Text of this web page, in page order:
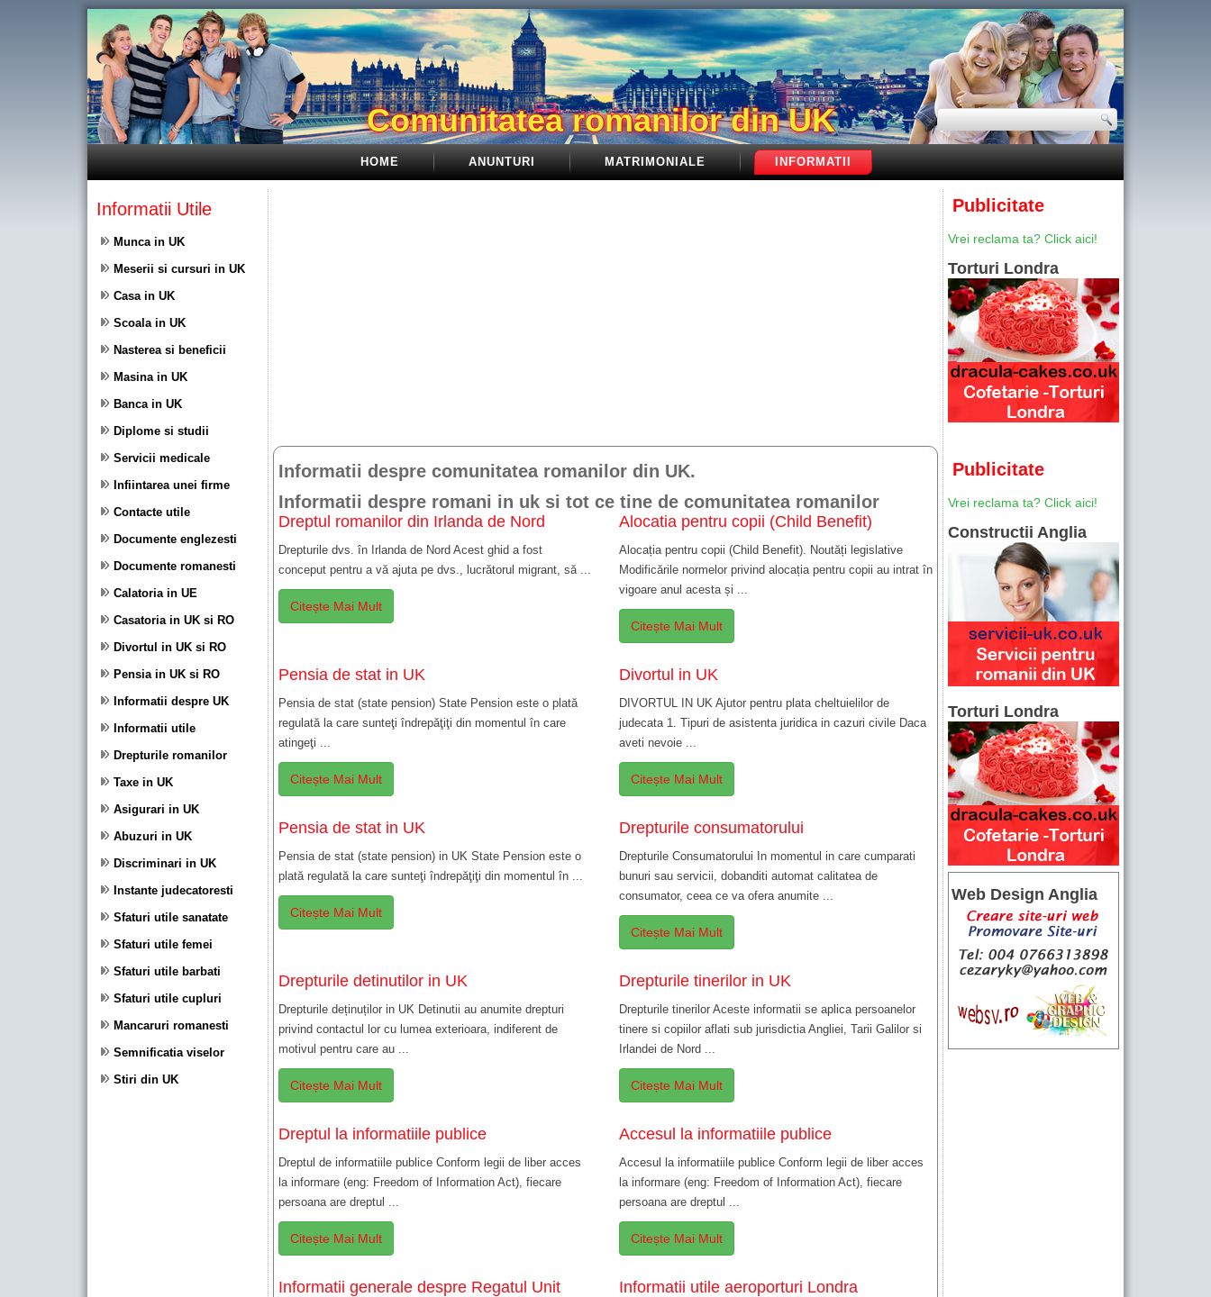
Comunitatea romanilor din UK
HOME ANUNTURI MATRIMONIALE INFORMATII
Informatii Utile
Munca in UK
Meserii si cursuri in UK
Casa in UK
Scoala in UK
Nasterea si beneficii
Masina in UK
Banca in UK
Diplome si studii
Servicii medicale
Infiintarea unei firme
Contacte utile
Documente englezesti
Documente romanesti
Calatoria in UE
Casatoria in UK si RO
Divortul in UK si RO
Pensia in UK si RO
Informatii despre UK
Informatii utile
Drepturile romanilor
Taxe in UK
Asigurari in UK
Abuzuri in UK
Discriminari in UK
Instante judecatoresti
Sfaturi utile sanatate
Sfaturi utile femei
Sfaturi utile barbati
Sfaturi utile cupluri
Mancaruri romanesti
Semnificatia viselor
Stiri din UK
Informatii despre comunitatea romanilor din UK.
Informatii despre romani in uk si tot ce tine de comunitatea romanilor
Dreptul romanilor din Irlanda de Nord
Drepturile dvs. în Irlanda de Nord Acest ghid a fost
conceput pentru a vă ajuta pe dvs., lucrătorul migrant, să ...
Citește Mai Mult
Alocatia pentru copii (Child Benefit)
Alocația pentru copii (Child Benefit). Noutăți legislative
Modificările normelor privind alocația pentru copii au intrat în
vigoare anul acesta și ...
Citește Mai Mult
Pensia de stat in UK
Pensia de stat (state pension) State Pension este o plată
regulată la care sunteţi îndrepăţiţi din momentul în care
atingeţi ...
Citește Mai Mult
Divortul in UK
DIVORTUL IN UK Ajutor pentru plata cheltuielilor de
judecata 1. Tipuri de asistenta juridica in cazuri civile Daca
aveti nevoie ...
Citește Mai Mult
Pensia de stat in UK
Pensia de stat (state pension) in UK State Pension este o
plată regulată la care sunteţi îndrepăţiţi din momentul în ...
Citește Mai Mult
Drepturile consumatorului
Drepturile Consumatorului In momentul in care cumparati
bunuri sau servicii, dobanditi automat calitatea de
consumator, ceea ce va ofera anumite ...
Citește Mai Mult
Drepturile detinutilor in UK
Drepturile deținuților in UK Detinutii au anumite drepturi
privind contactul lor cu lumea exterioara, indiferent de
motivul pentru care au ...
Citește Mai Mult
Drepturile tinerilor in UK
Drepturile tinerilor Aceste informatii se aplica persoanelor
tinere si copiilor aflati sub jurisdictia Angliei, Tarii Galilor si
Irlandei de Nord ...
Citește Mai Mult
Dreptul la informatiile publice
Dreptul de informatiile publice Conform legii de liber acces
la informare (eng: Freedom of Information Act), fiecare
persoana are dreptul ...
Citește Mai Mult
Accesul la informatiile publice
Accesul la informatiile publice Conform legii de liber acces
la informare (eng: Freedom of Information Act), fiecare
persoana are dreptul ...
Citește Mai Mult
Informatii generale despre Regatul Unit Informatii utile aeroporturi Londra
Publicitate
Vrei reclama ta? Click aici!
Torturi Londra
Publicitate
Vrei reclama ta? Click aici!
Constructii Anglia
Torturi Londra
Web Design Anglia